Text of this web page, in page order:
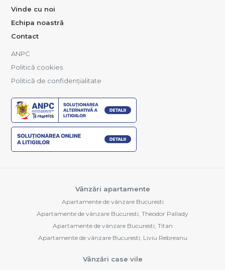
Vinde cu noi
Echipa noastră
Contact
ANPC
Politică cookies
Politică de confidențialitate
Vânzări apartamente
Apartamente de vânzare Bucuresti
Apartamente de vânzare Bucuresti, Theodor Pallady
Apartamente de vânzare Bucuresti, Titan
Apartamente de vânzare Bucuresti, Liviu Rebreanu
Vânzări case vile